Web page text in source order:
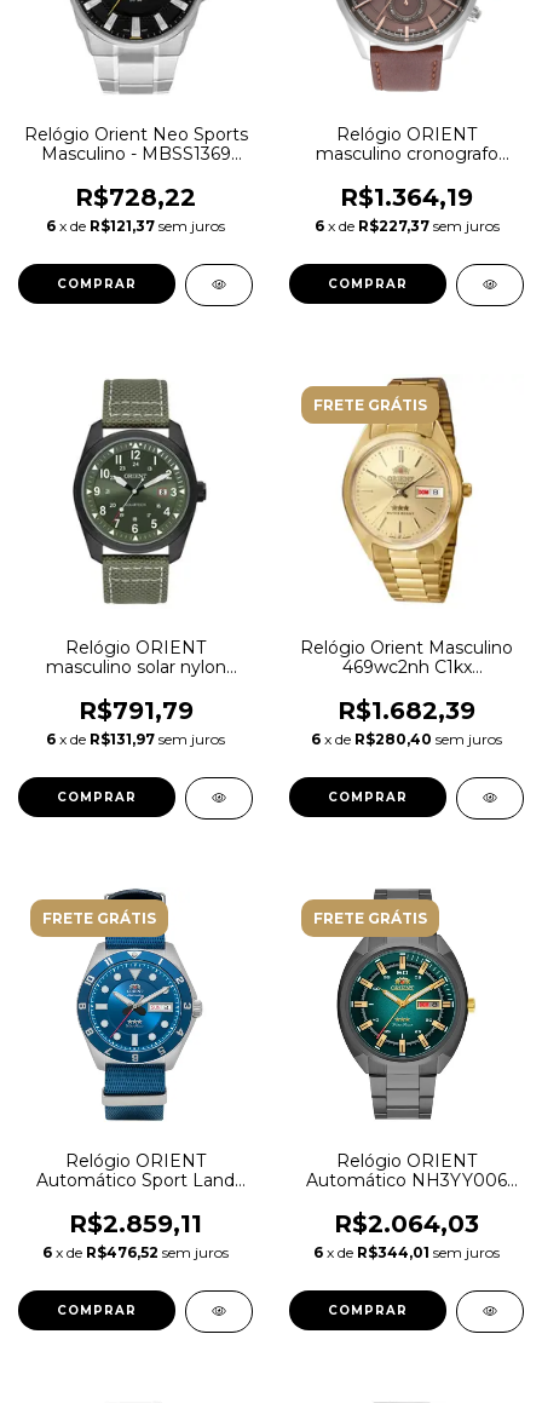
Relógio Orient Neo Sports
Masculino - MBSS1369
R$728,22
6 x de R$121,37 sem juros
Relógio ORIENT
masculino cronografo
R$1.364,19
6 x de R$227,37 sem juros
Relógio ORIENT
masculino solar nylon
R$791,79
6 x de R$131,97 sem juros
FRETE GRÁTIS
Relógio Orient Masculino
469wc2nh C1kx
R$1.682,39
6 x de R$280,40 sem juros
FRETE GRÁTIS
Relógio ORIENT
Automático Sport Land
R$2.859,11
6 x de R$476,52 sem juros
FRETE GRÁTIS
Relógio ORIENT
Automático NH3YY006
R$2.064,03
6 x de R$344,01 sem juros